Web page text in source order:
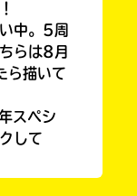
中。5周
らは8月
ら描いて
スペシ
して